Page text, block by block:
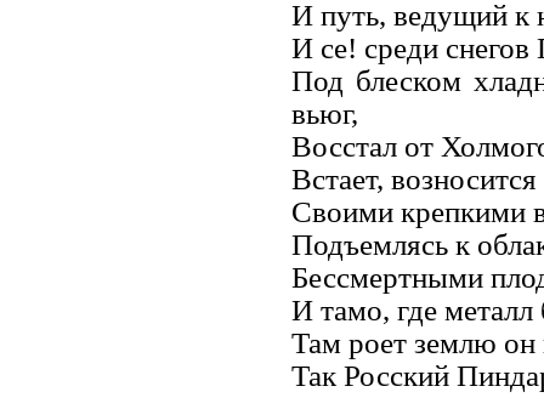
И путь, ведущий к
И се! среди
Под блеском
вьюг,
Восстал от
Встает,
Своими крепкими
Подъемлясь к
Бессмертными
И тамо, где металл
Там роет землю
Так Росский